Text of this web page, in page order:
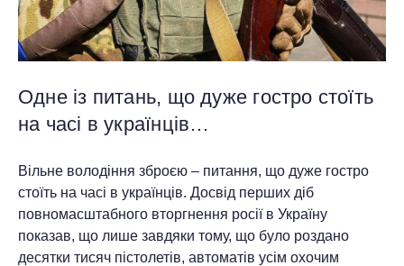
Одне із питань, що дуже гостро стоїть
на часі в українців…
Вільне володіння зброєю – питання, що дуже гостро
стоїть на часі в українців. Досвід перших діб
повномасштабного вторгнення росії в Україну
показав, що лише завдяки тому, що було роздано
десятки тисяч пістолетів, автоматів усім охочим